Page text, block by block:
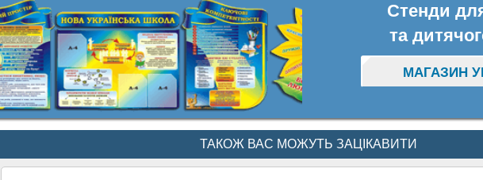
Стенди
та
МАГАЗИН
ТАКОЖ ВАС МОЖУТЬ ЗАЦІКАВИТИ